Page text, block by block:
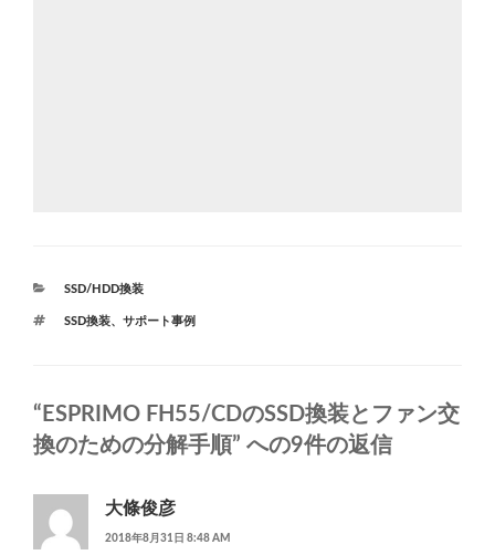
カ
ゴ
SSD/HDD換装
タ
SSD換装、 サポート事例
“ESPRIMO FH55/CDのSSD換装とファン交
換のための分解手順” への9件の返信
大條俊彦
2018年8月31日 8:48 AM